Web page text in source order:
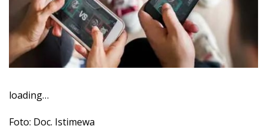
loading…
Foto: Doc. Istimewa